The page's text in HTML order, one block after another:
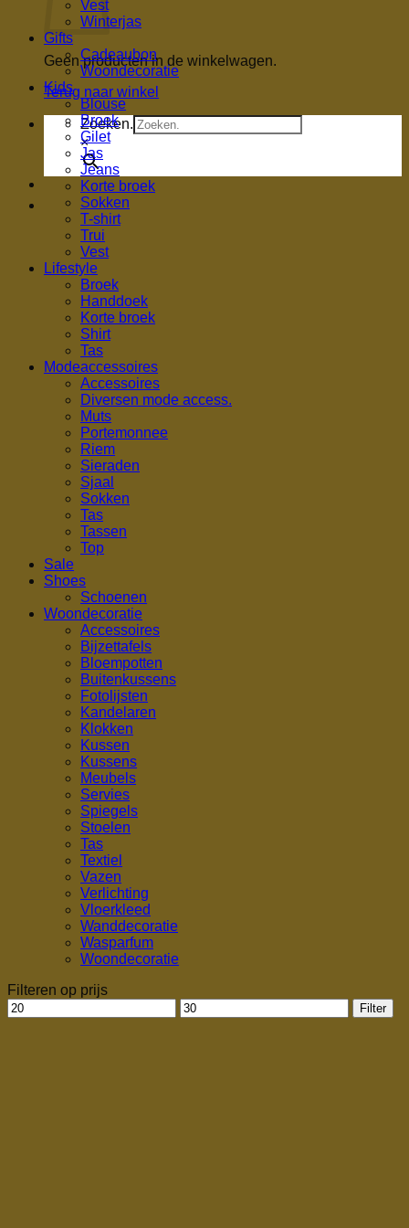
Geen producten in de winkelwagen.
Terug naar winkel
Zoeken.
×
Vest
Winterjas
Gifts
Cadeaubon
Woondecoratie
Kids
Blouse
Broek
Gilet
Jas
Jeans
Korte broek
Sokken
T-shirt
Trui
Vest
Lifestyle
Broek
Handdoek
Korte broek
Shirt
Tas
Modeaccessoires
Accessoires
Diversen mode access.
Muts
Portemonnee
Riem
Sieraden
Sjaal
Sokken
Tas
Tassen
Top
Sale
Shoes
Schoenen
Woondecoratie
Accessoires
Bijzettafels
Bloempotten
Buitenkussens
Fotolijsten
Kandelaren
Klokken
Kussen
Kussens
Meubels
Servies
Spiegels
Stoelen
Tas
Textiel
Vazen
Verlichting
Vloerkleed
Wanddecoratie
Wasparfum
Woondecoratie
Filteren op prijs
Min.
prijs
Max.
prijs
Filter